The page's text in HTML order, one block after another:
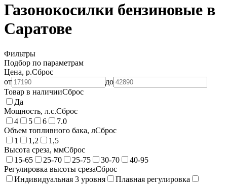
Газонокосилки бензиновые в
Саратове
Фильтры
Подбор по параметрам
Цена, р.Сброс
от
до
Товар в наличииСброс
Да
Мощность, л.с.Сброс
4
5 6
7.0
Объем топливного бака, лСброс
1
1,2
1,5
Высота среза, ммСброс
15-65
25-70 25-75 30-70
40-95
Регулировка высоты срезаСброс
Индивидуальная 3 уровня
Плавная регулировка